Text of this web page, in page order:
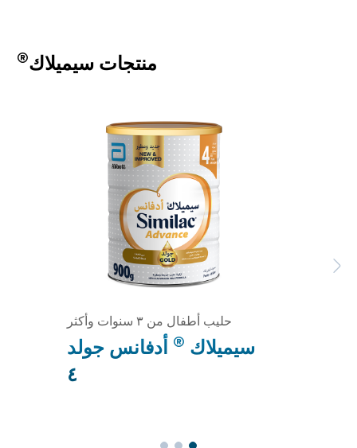
منتجات سيميلاك®
Previous
حليب أطفال من ٣ سنوات وأكثر
سيميلاك ® أدفانس جولد
٤